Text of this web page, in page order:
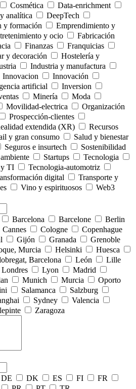
Cosmética
Data-enrichment
analítica
DeepTech
y formación
Emprendimiento y
y ocio
Fabricación
Finanzas
Franquicias
y decoración
Hostelería y
Industria y manufactura
Innovacion
Innovación
artificial
Inversion
Minería
Moda
Movilidad-electrica
Organización
Prospección-clientes
extendida (XR)
Recursos
y gran consumo
Salud y bienestar
Seguros e insurtech
Sostenibilidad
Startups
Tecnologia
y TI
Tecnologia-automotriz
digital
Transporte y
Vino y espirituosos Web3
Barcelona Barcelone
Berlin
Cannes Cologne
Copenhague
Gijón Granada
Grenoble
Murcia
Helsinki
Huesca
Barcelona León
Lille
Londres Lyon
Madrid
Munich Murcia
Oporto
Salamanca
Salzburg
Sydney
Valencia
Zaragoza
DE DK ES FI
FR